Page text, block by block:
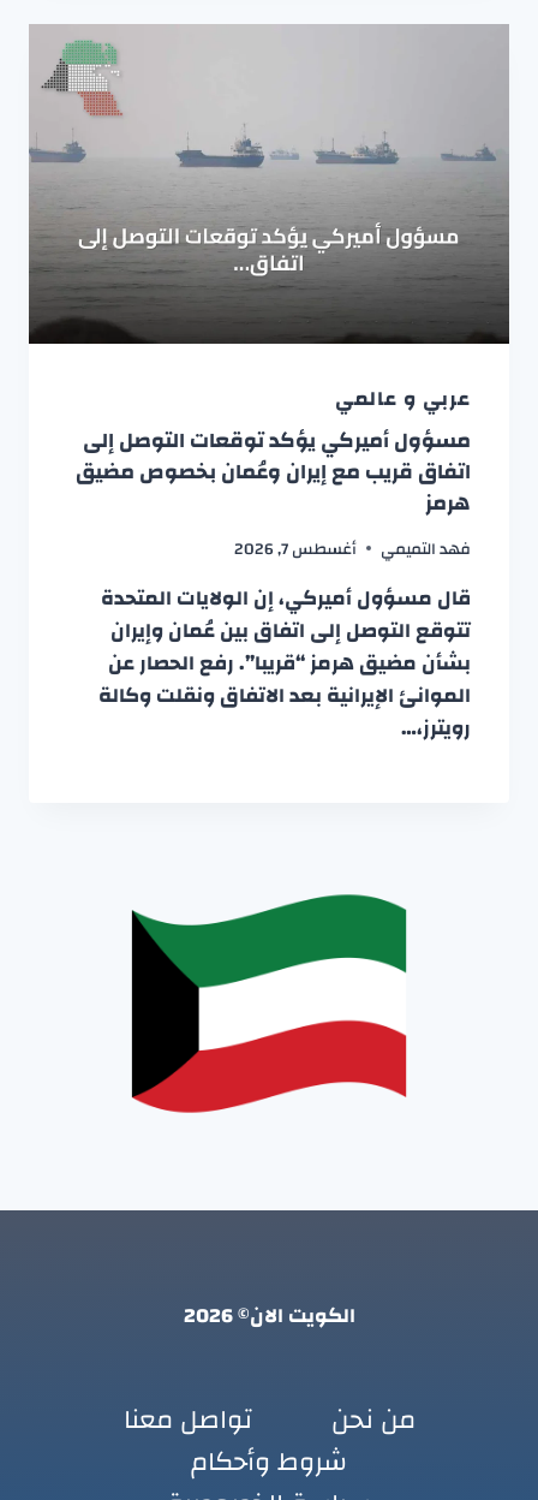
عربي و عالمي
مسؤول أميركي يؤكد توقعات التوصل إلى
اتفاق قريب مع إيران وعُمان بخصوص مضيق
هرمز
فهد التميمي أغسطس 7, 2026
قال مسؤول أميركي، إن الولايات المتحدة
تتوقع التوصل إلى اتفاق بين عُمان وإيران
بشأن مضيق هرمز “قريبا”. رفع الحصار عن
الموانئ الإيرانية بعد الاتفاق ونقلت وكالة
رويترز،…
الكويت الان© 2026
من نحن
تواصل معنا
شروط وأحكام